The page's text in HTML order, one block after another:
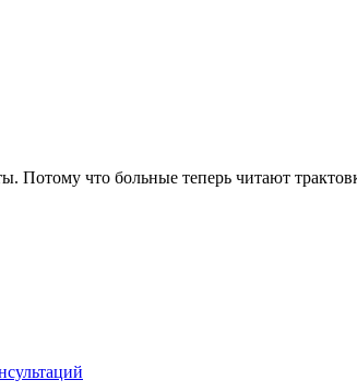
что больные теперь читают